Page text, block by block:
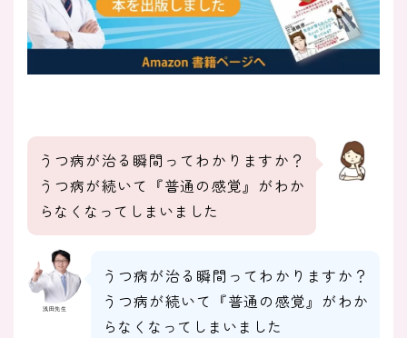
うつ病が治る瞬間ってわかりますか？
うつ病が続いて『普通の感覚』がわか
らなくなってしまいました
浅田先生
うつ病が治る瞬間ってわかりますか？
うつ病が続いて『普通の感覚』がわか
らなくなってしまいました